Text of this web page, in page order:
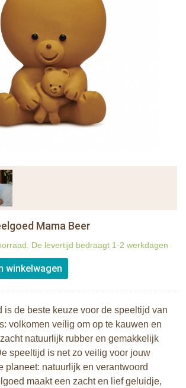
Mama Beer
De levertijd bedraagt 1-2 werkdagen
is de beste keuze voor de speeltijd van
volkomen veilig om op te kauwen en
natuurlijk rubber en gemakkelijk
speeltijd is net zo veilig voor jouw
planeet: natuurlijk en verantwoord
maakt een zacht en lief geluidje,